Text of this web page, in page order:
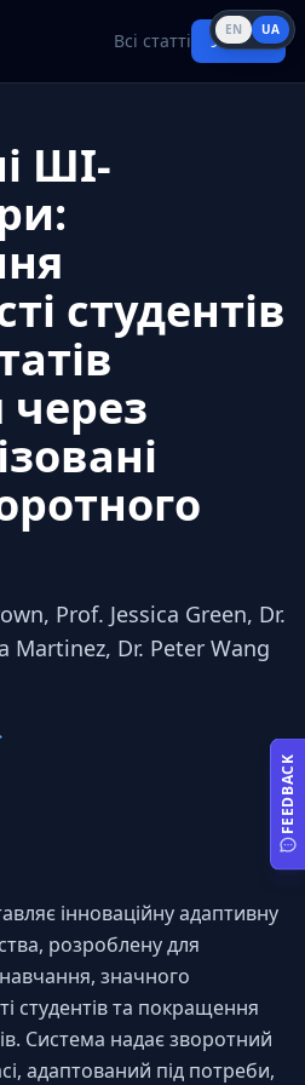
Всі статті Увійти
ШІ-
студентів
Prof. Jessica Green, Dr.
Martinez, Dr. Peter Wang
інноваційну адаптивну
розроблену для
навчання, значного
студентів та покращення
Система надає зворотний
адаптований під потреби,
EN UA
FEEDBACK